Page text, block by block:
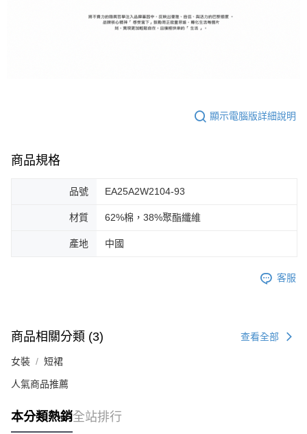
顯示電腦版詳細說明
商品規格
品號 EA25A2W2104-93
材質 62%棉，38%聚酯纖維
產地 中國
客服
商品相關分類 (3) 查看全部
女裝 短裙
人氣商品推薦
本分類熱銷全站排行